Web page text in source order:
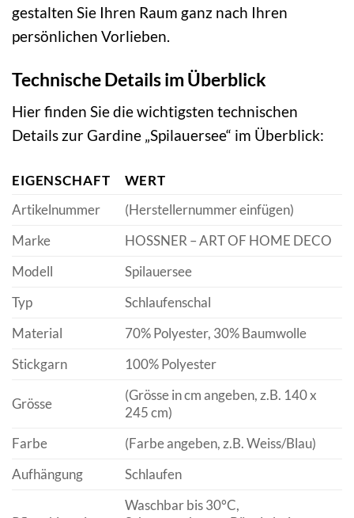
gestalten Sie Ihren Raum ganz nach Ihren
persönlichen Vorlieben.
Technische Details im Überblick
Hier finden Sie die wichtigsten technischen
Details zur Gardine „Spilauersee“ im Überblick:
EIGENSCHAFT
WERT
Artikelnummer
(Herstellernummer einfügen)
Marke
HOSSNER – ART OF HOME DECO
Modell
Spilauersee
Typ
Schlaufenschal
Material
70% Polyester, 30% Baumwolle
Stickgarn
100% Polyester
Grösse
(Grösse in cm angeben, z.B. 140 x
245 cm)
Farbe
(Farbe angeben, z.B. Weiss/Blau)
Aufhängung
Schlaufen
Waschbar bis 30°C,